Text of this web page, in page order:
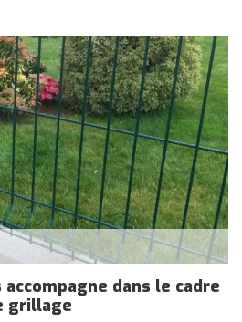
dans le cadre
grillage